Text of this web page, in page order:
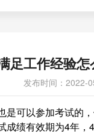
足工作经验怎
发布时间：2022-
可以参加考试的
绩有效期为4年，